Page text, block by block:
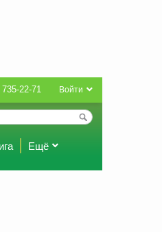
Войти
22-71
Ещё